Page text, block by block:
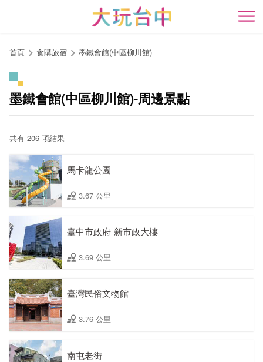
開
首頁 食購旅宿 墨鐵會館(中區柳川館)
墨鐵會館(中區柳川館)-周邊景點
共有 206 項結果
馬卡龍公園
3.67 公里
臺中市政府ˍ新市政大樓
3.69 公里
臺灣民俗文物館
3.76 公里
南屯老街